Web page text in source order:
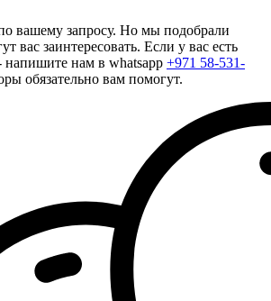
вашему запросу. Но мы подобрали
вас заинтересовать. Если у вас есть
напишите нам в whatsapp +971 58-531-
обязательно вам помогут.